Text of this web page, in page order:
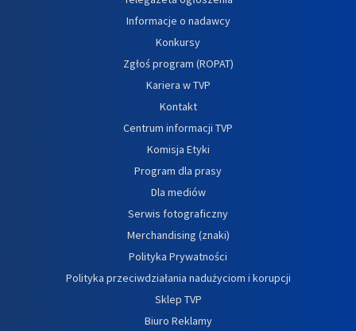
Informacje o nadawcy
Konkursy
Zgłoś program (ROPAT)
Kariera w TVP
Kontakt
Centrum informacji TVP
Komisja Etyki
Program dla prasy
Dla mediów
Serwis fotograficzny
Merchandising (znaki)
Polityka Prywatności
Polityka przeciwdziałania nadużyciom i korupcji
Sklep TVP
Biuro Reklamy